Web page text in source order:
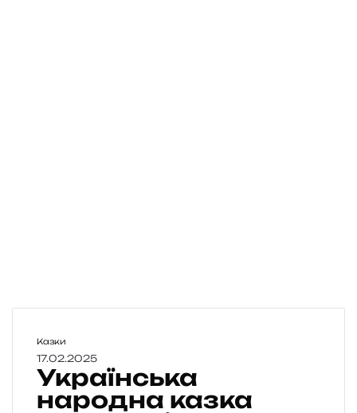
У
к
р
ї
Казки
17.02.2025
Українська
народна казка